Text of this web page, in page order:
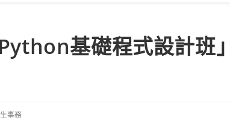
基礎程式設計班
事務